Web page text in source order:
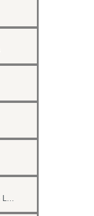
Regrouper les paiements par CB dans un LOT de télécollecte